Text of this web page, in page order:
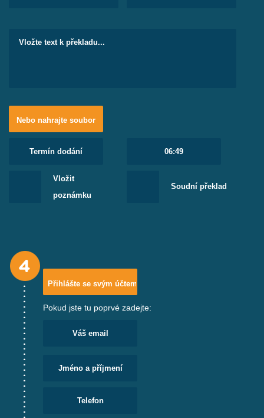
Chcete mít jistotu, že vaše myšlenky nezaniknou
Nebo nahrajte soubor
Vložit
poznámku
Soudní překlad
Pokud jste tu poprvé zadejte: